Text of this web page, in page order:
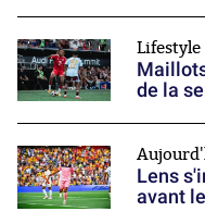
Lifestyle
de la
Lens
avant